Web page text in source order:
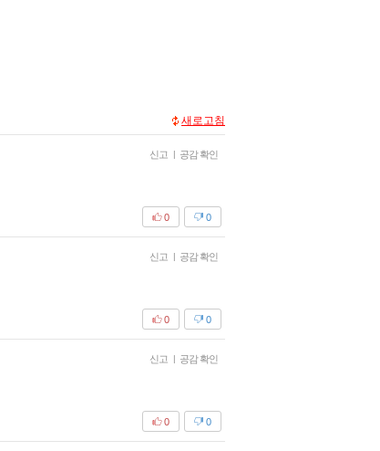
새로고침
신고 | 공감 확인
0
0
신고 | 공감 확인
0
0
신고 | 공감 확인
0
0